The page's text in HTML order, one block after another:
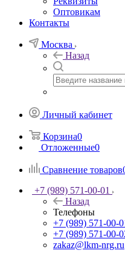
Оптовикам
Контакты
Москва
Назад
Личный кабинет
Корзина0
Отложенные0
Сравнение товаров
+7 (989) 571-00-01
Назад
Телефоны
+7 (989) 571-00-
+7 (989) 571-00-
zakaz@lkm-nrg.ru